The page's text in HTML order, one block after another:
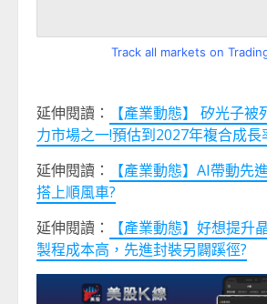
Track all markets on
延伸閱讀：
【產業動態】 矽光子
力市場之一!預估到2027年複合成長
延伸閱讀：
【產業動態】AI帶動先
搭上順風車?
延伸閱讀：
【產業動態】好想提升
製程成本高，先進封裝另闢蹊徑?